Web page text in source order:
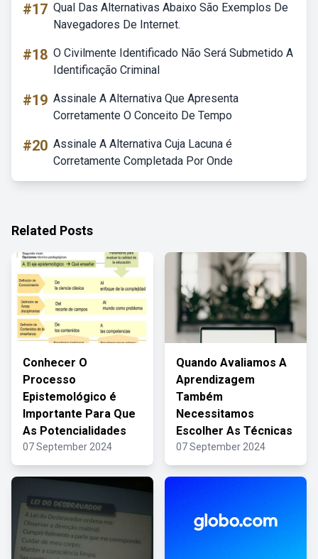
#17 Qual Das Alternativas Abaixo São Exemplos De
Navegadores De Internet.
#18 O Civilmente Identificado Não Será Submetido A
Identificação Criminal
#19 Assinale A Alternativa Que Apresenta
Corretamente O Conceito De Tempo
#20 Assinale A Alternativa Cuja Lacuna é
Corretamente Completada Por Onde
Related Posts
Conhecer O
Processo
Epistemológico é
Importante Para Que
As Potencialidades
07 September 2024
Quando Avaliamos A
Aprendizagem
Também
Necessitamos
Escolher As Técnicas
07 September 2024